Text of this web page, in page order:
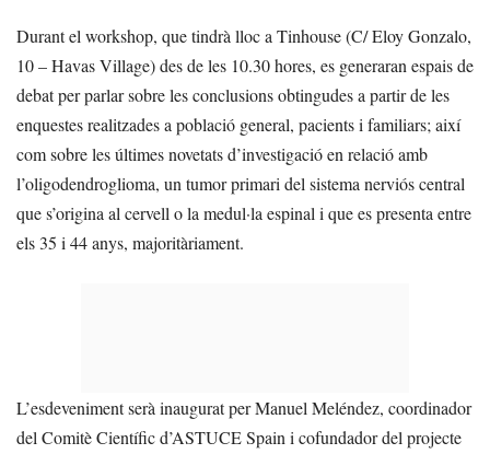
Durant el workshop, que tindrà lloc a Tinhouse (C/ Eloy Gonzalo,
10 – Havas Village) des de les 10.30 hores, es generaran espais de
debat per parlar sobre les conclusions obtingudes a partir de les
enquestes realitzades a població general, pacients i familiars; així
com sobre les últimes novetats d’investigació en relació amb
l’oligodendroglioma, un tumor primari del sistema nerviós central
que s’origina al cervell o la medul·la espinal i que es presenta entre
els 35 i 44 anys, majoritàriament.
L’esdeveniment serà inaugurat per Manuel Meléndez, coordinador
del Comitè Científic d’ASTUCE Spain i cofundador del projecte